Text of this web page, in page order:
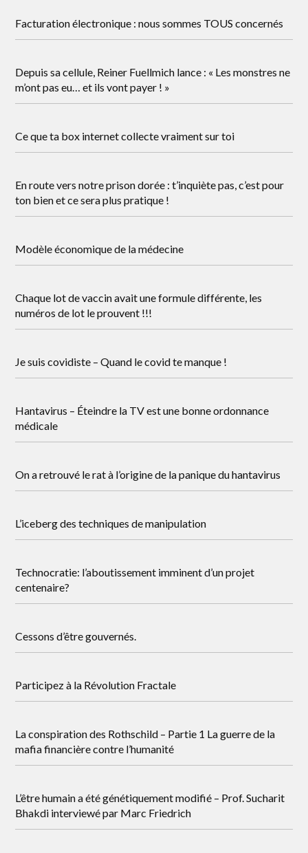
Facturation électronique : nous sommes TOUS concernés
Depuis sa cellule, Reiner Fuellmich lance : « Les monstres ne
m’ont pas eu… et ils vont payer ! »
Ce que ta box internet collecte vraiment sur toi
En route vers notre prison dorée : t’inquiète pas, c’est pour
ton bien et ce sera plus pratique !
Modèle économique de la médecine
Chaque lot de vaccin avait une formule différente, les
numéros de lot le prouvent !!!
Je suis covidiste – Quand le covid te manque !
Hantavirus – Éteindre la TV est une bonne ordonnance
médicale
On a retrouvé le rat à l’origine de la panique du hantavirus
L’iceberg des techniques de manipulation
Technocratie: l’aboutissement imminent d’un projet
centenaire?
Cessons d’être gouvernés.
Participez à la Révolution Fractale
La conspiration des Rothschild – Partie 1 La guerre de la
mafia financière contre l’humanité
L’être humain a été génétiquement modifié – Prof. Sucharit
Bhakdi interviewé par Marc Friedrich